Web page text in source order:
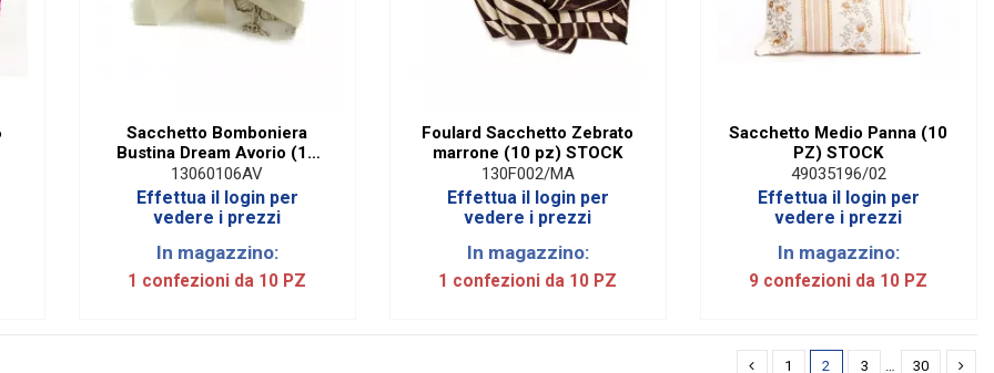
Sacchetto Bomboniera
Bustina Dream Avorio (10
PZ)
13060106AV
Effettua il login per
vedere i prezzi
In magazzino:
1 confezioni da 10 PZ
Foulard Sacchetto Zebrato
marrone (10 pz) STOCK
130F002/MA
Effettua il login per
vedere i prezzi
In magazzino:
1 confezioni da 10 PZ
Sacchetto Medio Panna (10
PZ) STOCK
49035196/02
Effettua il login per
vedere i prezzi
In magazzino:
9 confezioni da 10 PZ
1 2 3 30